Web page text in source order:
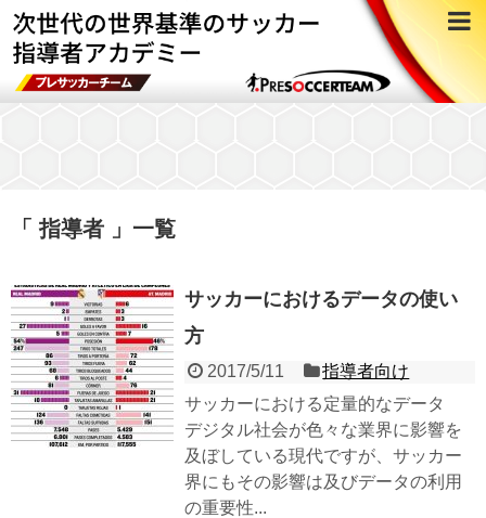
「 指導者 」一覧
サッカーにおけるデータの使い
方
2017/5/11
指導者向け
サッカーにおける定量的なデータ
デジタル社会が色々な業界に影響を
及ぼしている現代ですが、サッカー
界にもその影響は及びデータの利用
の重要性...